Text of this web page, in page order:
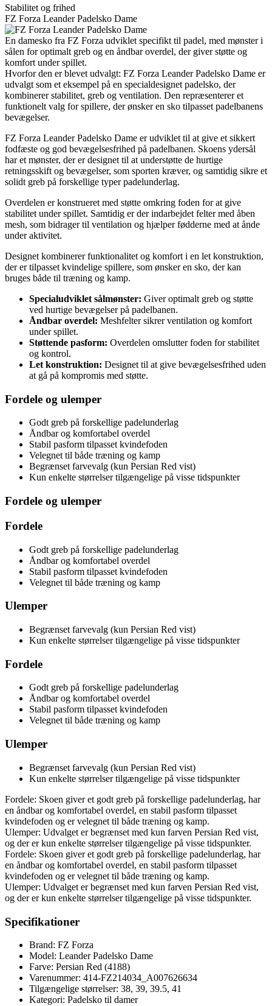
Stabilitet og frihed
FZ Forza Leander Padelsko Dame
En damesko fra FZ Forza udviklet specifikt til padel, med mønster i
sålen for optimalt greb og en åndbar overdel, der giver støtte og
komfort under spillet.
Hvorfor den er blevet udvalgt: FZ Forza Leander Padelsko Dame er
udvalgt som et eksempel på en specialdesignet padelsko, der
kombinerer stabilitet, greb og ventilation. Den repræsenterer et
funktionelt valg for spillere, der ønsker en sko tilpasset padelbanens
bevægelser.
FZ Forza Leander Padelsko Dame er udviklet til at give et sikkert
fodfæste og god bevægelsesfrihed på padelbanen. Skoens ydersål
har et mønster, der er designet til at understøtte de hurtige
retningsskift og bevægelser, som sporten kræver, og samtidig sikre et
solidt greb på forskellige typer padelunderlag.
Overdelen er konstrueret med støtte omkring foden for at give
stabilitet under spillet. Samtidig er der indarbejdet felter med åben
mesh, som bidrager til ventilation og hjælper fødderne med at ånde
under aktivitet.
Designet kombinerer funktionalitet og komfort i en let konstruktion,
der er tilpasset kvindelige spillere, som ønsker en sko, der kan
bruges både til træning og kamp.
Specialudviklet sålmønster: Giver optimalt greb og støtte
ved hurtige bevægelser på padelbanen.
Åndbar overdel: Meshfelter sikrer ventilation og komfort
under spillet.
Støttende pasform: Overdelen omslutter foden for stabilitet
og kontrol.
Let konstruktion: Designet til at give bevægelsesfrihed uden
at gå på kompromis med støtte.
Fordele og ulemper
Godt greb på forskellige padelunderlag
Åndbar og komfortabel overdel
Stabil pasform tilpasset kvindefoden
Velegnet til både træning og kamp
Begrænset farvevalg (kun Persian Red vist)
Kun enkelte størrelser tilgængelige på visse tidspunkter
Fordele og ulemper
Fordele
Godt greb på forskellige padelunderlag
Åndbar og komfortabel overdel
Stabil pasform tilpasset kvindefoden
Velegnet til både træning og kamp
Ulemper
Begrænset farvevalg (kun Persian Red vist)
Kun enkelte størrelser tilgængelige på visse tidspunkter
Fordele
Godt greb på forskellige padelunderlag
Åndbar og komfortabel overdel
Stabil pasform tilpasset kvindefoden
Velegnet til både træning og kamp
Ulemper
Begrænset farvevalg (kun Persian Red vist)
Kun enkelte størrelser tilgængelige på visse tidspunkter
Fordele: Skoen giver et godt greb på forskellige padelunderlag, har
en åndbar og komfortabel overdel, en stabil pasform tilpasset
kvindefoden og er velegnet til både træning og kamp.
Ulemper: Udvalget er begrænset med kun farven Persian Red vist,
og der er kun enkelte størrelser tilgængelige på visse tidspunkter.
Fordele: Skoen giver et godt greb på forskellige padelunderlag, har
en åndbar og komfortabel overdel, en stabil pasform tilpasset
kvindefoden og er velegnet til både træning og kamp.
Ulemper: Udvalget er begrænset med kun farven Persian Red vist,
og der er kun enkelte størrelser tilgængelige på visse tidspunkter.
Specifikationer
Brand: FZ Forza
Model: Leander Padelsko Dame
Farve: Persian Red (4188)
Varenummer: 414-FZ214034_A007626634
Tilgængelige størrelser: 38, 39, 39.5, 41
Kategori: Padelsko til damer